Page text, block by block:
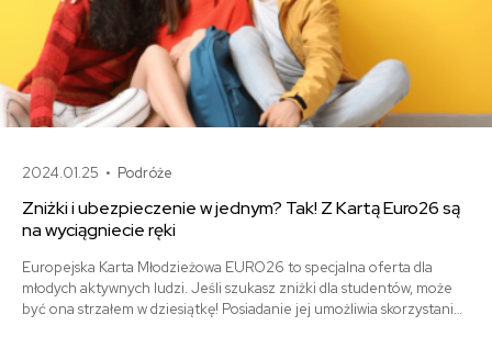
2024.01.25 • Podróże
Zniżki i ubezpieczenie w jednym? Tak! Z Kartą Euro26 są
na wyciągniecie ręki
Europejska Karta Młodzieżowa EURO26 to specjalna oferta dla
młodych aktywnych ludzi. Jeśli szukasz zniżki dla studentów, może
być ona strzałem w dziesiątkę! Posiadanie jej umożliwia skorzystanie